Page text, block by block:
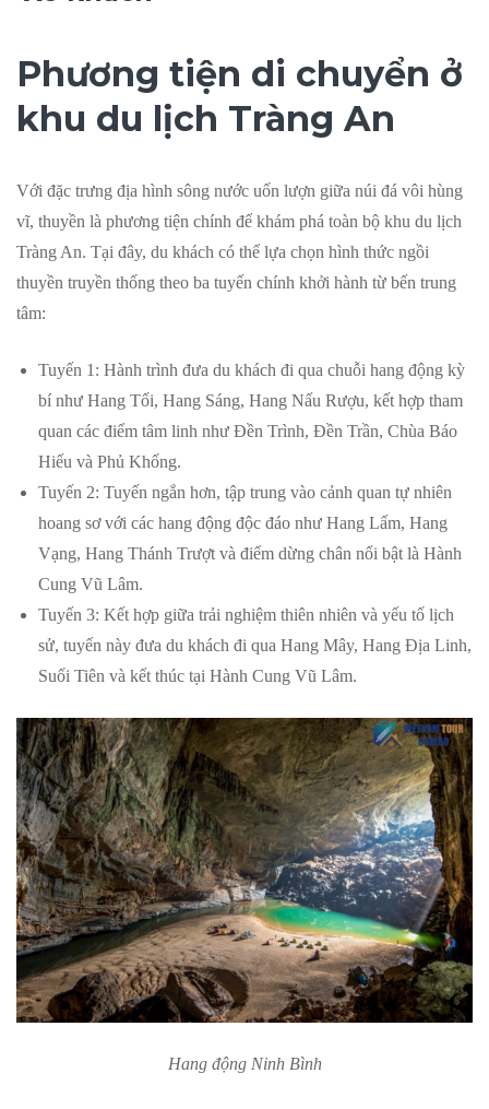
Phương tiện di chuyển ở
khu du lịch Tràng An
Với đặc trưng địa hình sông nước uốn lượn giữa núi đá vôi hùng
vĩ, thuyền là phương tiện chính để khám phá toàn bộ khu du lịch
Tràng An. Tại đây, du khách có thể lựa chọn hình thức ngồi
thuyền truyền thống theo ba tuyến chính khởi hành từ bến trung
tâm:
Tuyến 1: Hành trình đưa du khách đi qua chuỗi hang động kỳ
bí như Hang Tối, Hang Sáng, Hang Nấu Rượu, kết hợp tham
quan các điểm tâm linh như Đền Trình, Đền Trần, Chùa Báo
Hiếu và Phủ Khống.
Tuyến 2: Tuyến ngắn hơn, tập trung vào cảnh quan tự nhiên
hoang sơ với các hang động độc đáo như Hang Lấm, Hang
Vạng, Hang Thánh Trượt và điểm dừng chân nổi bật là Hành
Cung Vũ Lâm.
Tuyến 3: Kết hợp giữa trải nghiệm thiên nhiên và yếu tố lịch
sử, tuyến này đưa du khách đi qua Hang Mây, Hang Địa Linh,
Suối Tiên và kết thúc tại Hành Cung Vũ Lâm.
Hang động Ninh Bình